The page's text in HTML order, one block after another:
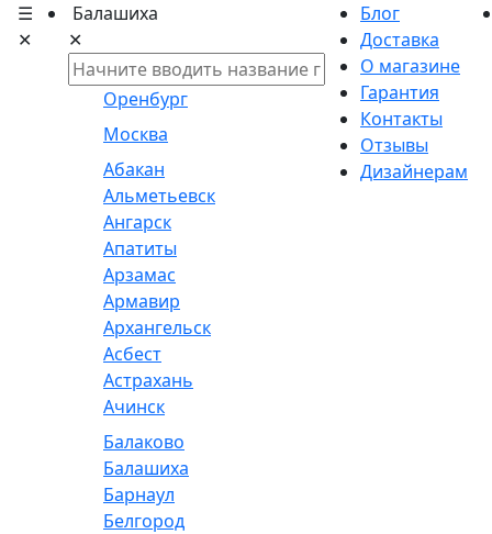
☰
✕
Балашиха
✕
Оренбург
Москва
Абакан
Альметьевск
Ангарск
Апатиты
Арзамас
Армавир
Архангельск
Асбест
Астрахань
Ачинск
Балаково
Балашиха
Барнаул
Белгород
Блог
Доставка
О магазине
Гарантия
Контакты
Отзывы
Дизайнерам